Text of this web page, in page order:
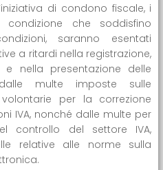
di condono fiscale, i
condizione che soddisfino
saranno esentati
a ritardi nella registrazione,
nella presentazione delle
dalle multe imposte sulle
per la correzione
IVA, nonché dalle multe per
controllo del settore IVA,
relative alle norme sulla